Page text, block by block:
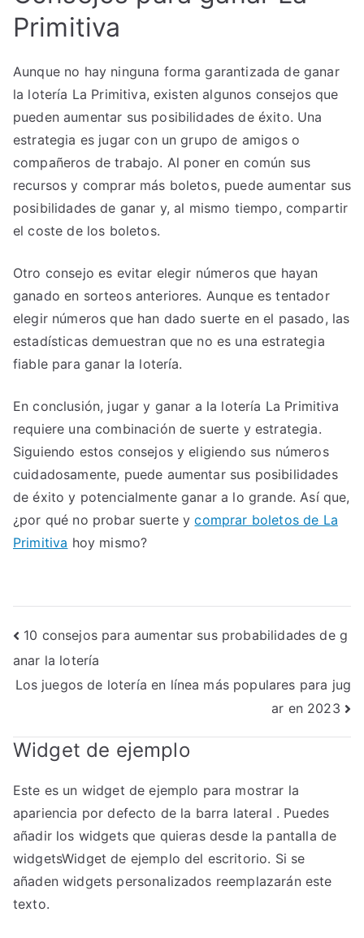
Primitiva
Aunque no hay ninguna forma garantizada de ganar
la lotería La Primitiva, existen algunos consejos que
pueden aumentar sus posibilidades de éxito. Una
estrategia es jugar con un grupo de amigos o
compañeros de trabajo. Al poner en común sus
recursos y comprar más boletos, puede aumentar sus
posibilidades de ganar y, al mismo tiempo, compartir
el coste de los boletos.
Otro consejo es evitar elegir números que hayan
ganado en sorteos anteriores. Aunque es tentador
elegir números que han dado suerte en el pasado, las
estadísticas demuestran que no es una estrategia
fiable para ganar la lotería.
En conclusión, jugar y ganar a la lotería La Primitiva
requiere una combinación de suerte y estrategia.
Siguiendo estos consejos y eligiendo sus números
cuidadosamente, puede aumentar sus posibilidades
de éxito y potencialmente ganar a lo grande. Así que,
¿por qué no probar suerte ycomprar boletos de La
Primitiva hoy mismo?
Navegación
de
10 consejos para aumentar sus probabilidades de g
anar la lotería
Los juegos de lotería en línea más populares para jug
ar en 2023
Widget de ejemplo
Este es un widget de ejemplo para mostrar la
apariencia por defecto de la barra lateral . Puedes
añadir los widgets que quieras desde la pantalla de
widgetsWidget de ejemplo del escritorio. Si se
añaden widgets personalizados reemplazarán este
texto.